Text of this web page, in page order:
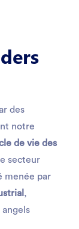
des
notre
de vie des
secteur
menée par
,
angels